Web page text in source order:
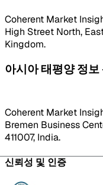
Coherent Market
High Street North,
Kingdom.
아시아 태평양 정
Coherent Market
Bremen Business
411007, India.
신뢰성 및 인증